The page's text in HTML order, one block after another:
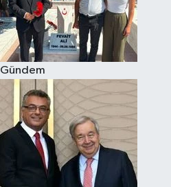
Gündem